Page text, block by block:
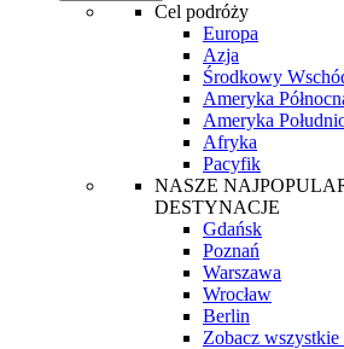
Cel podróży
Europa
Azja
Środkowy
Ameryka
Ameryka
Afryka
Pacyfik
NASZE
DESTYNACJE
Gdańsk
Poznań
Warszawa
Wrocław
Berlin
Zobacz wszystkie